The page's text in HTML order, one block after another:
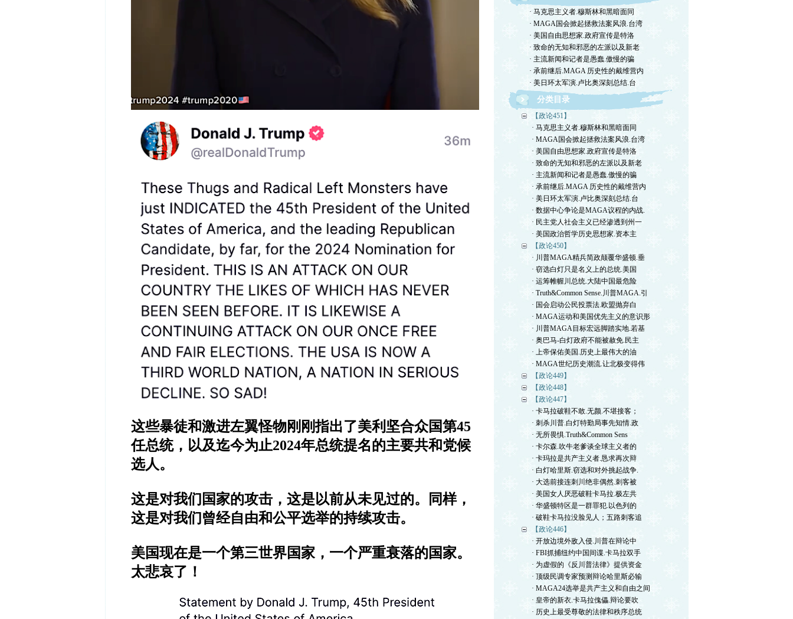
这些暴徒和激进左翼怪物刚刚指出了美利坚合众国第45
任总统，以及迄今为止2024年总统提名的主要共和党候
选人。
这是对我们国家的攻击，这是以前从未见过的。同样，
这是对我们曾经自由和公平选举的持续攻击。
美国现在是一个第三世界国家，一个严重衰落的国家。
太悲哀了！
· 马克思主义者.穆斯林和黑暗面同
· MAGA国会掀起拯救法案风浪.台湾
· 美国自由思想家.政府宣传是特洛
· 致命的无知和邪恶的左派以及新老
· 主流新闻和记者是愚蠢.傲慢的骗
· 承前继后.MAGA 历史性的戴维营内
· 美日环太军演.卢比奥深刻总结.台
分类目录
【政论451】
· 马克思主义者.穆斯林和黑暗面同
· MAGA国会掀起拯救法案风浪.台湾
· 美国自由思想家.政府宣传是特洛
· 致命的无知和邪恶的左派以及新老
· 主流新闻和记者是愚蠢.傲慢的骗
· 承前继后.MAGA 历史性的戴维营内
· 美日环太军演.卢比奥深刻总结.台
· 数据中心争论是MAGA议程的内战.
· 民主党人社会主义已经渗透到州一
· 美国政治哲学历史思想家.资本主
【政论450】
· 川普MAGA精兵简政颠覆华盛顿.垂
· 窃选白灯只是名义上的总统.美国
· 运筹帷幄川总统.大陆中国最危险
· Truth&Common Sense.川普MAGA.引
· 国会启动公民投票法.欧盟抛弃白
· MAGA运动和美国优先主义的意识形
· 川普MAGA目标宏远脚踏实地.若基
· 奥巴马-白灯政府不能被赦免.民主
· 上帝保佑美国.历史上最伟大的油
· MAGA世纪历史潮流.让北极变得伟
【政论449】
【政论448】
【政论447】
· 卡马拉破鞋不敢.无颜.不堪接客；
· 刺杀川普.白灯特勤局事先知情.政
· 无所畏惧.Truth&Common Sens
· 卡尔森.吹牛老爹谈全球主义者的
· 卡玛拉是共产主义者.恳求再次辩
· 白灯哈里斯.窃选和对外挑起战争.
· 大选前接连刺川绝非偶然.刺客被
· 美国女人厌恶破鞋卡马拉.极左共
· 华盛顿特区是一群罪犯.以色列的
· 破鞋卡马拉没脸见人；五路刺客追
【政论446】
· 开放边境外敌入侵.川普在辩论中
· FBI抓捕纽约中国间谍.卡马拉双手
· 为虚假的《反川普法律》提供资金
· 顶级民调专家预测辩论哈里斯必输
· MAGA24选举是共产主义和自由之间
· 皇帝的新衣.卡马拉傀儡.辩论要吹
· 历史上最受尊敬的法律和秩序总统